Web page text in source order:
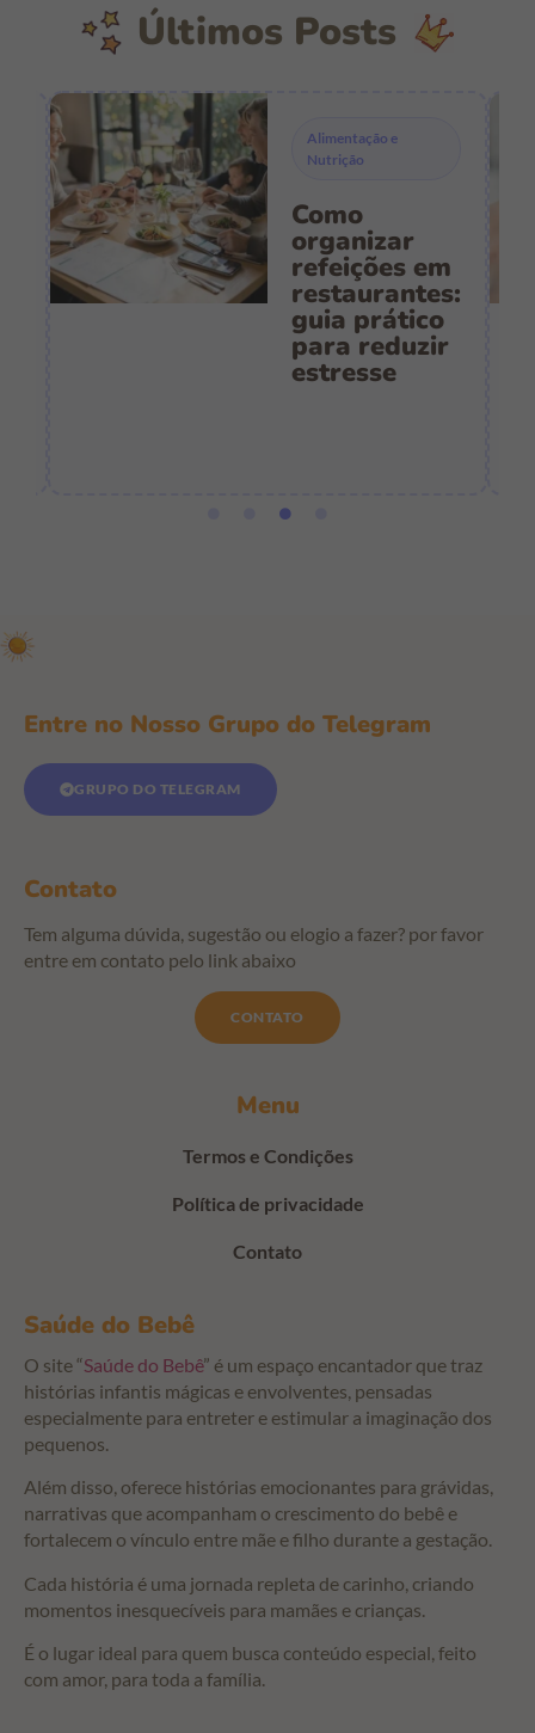
Últimos Posts
Alimentação e
Nutrição
Como
organizar
refeições em
restaurantes:
guia prático
para reduzir
estresse
Saúde do Bebê
O site “Saúde do Bebê” é um espaço encantador que traz
histórias infantis mágicas e envolventes, pensadas
especialmente para entreter e estimular a imaginação dos
pequenos.
Além disso, oferece histórias emocionantes para grávidas,
narrativas que acompanham o crescimento do bebê e
fortalecem o vínculo entre mãe e filho durante a gestação.
Cada história é uma jornada repleta de carinho, criando
momentos inesquecíveis para mamães e crianças.
É o lugar ideal para quem busca conteúdo especial, feito
com amor, para toda a família.
Menu
Termos e Condições
Política de privacidade
Contato
Entre no Nosso Grupo do Telegram
GRUPO DO TELEGRAM
Contato
Tem alguma dúvida, sugestão ou elogio a fazer? por favor
entre em contato pelo link abaixo
CONTATO